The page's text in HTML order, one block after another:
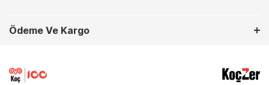
Ödeme Ve Kargo